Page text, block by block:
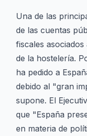
Una de las
de las cuentas
fiscales
de la hostelería.
ha pedido a
debido al "gran
supone. El
que "España
en materia de